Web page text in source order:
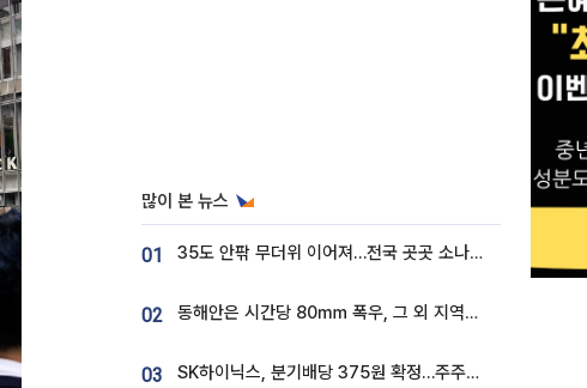
많이 본 뉴스
01 35도 안팎 무더위 이어져…전국 곳곳 소나기 [오늘 날씨]
02 동해안은 시간당 80㎜ 폭우, 그 외 지역은 폭염…‘극과 극 날씨’
03 SK하이닉스, 분기배당 375원 확정…주주환원책 9월로 앞당겨 발표